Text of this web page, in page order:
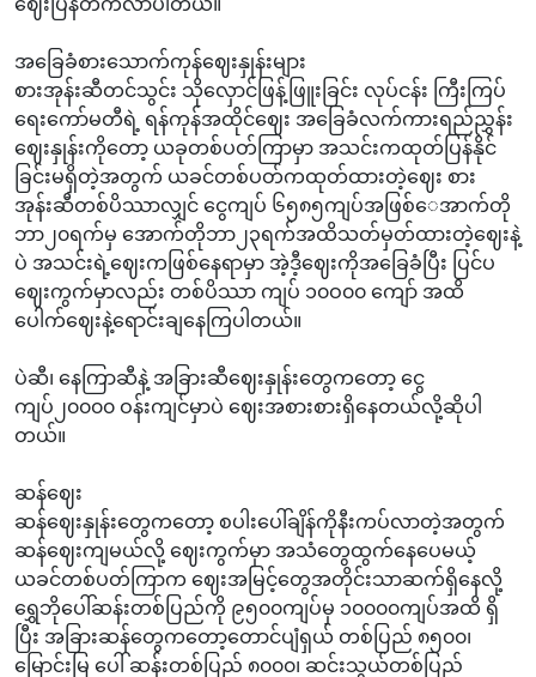
အခြေခံစားသောက်ကုန်ဈေးနှုန်းများ
စားအုန်းဆီတင်သွင်း သိုလှောင်ဖြန့်ဖြူးခြင်း လုပ်ငန်း ကြီးကြပ်
ရေးကော်မတီရဲ့ ရန်ကုန်အထိုင်ဈေး အခြေခံလက်ကားရည်ညွှန်း
ဈေးနှုန်းကိုတော့ ယခုတစ်ပတ်ကြာမှာ အသင်းကထုတ်ပြန်နိုင်
ခြင်းမရှိတဲ့အတွက် ယခင်တစ်ပတ်ကထုတ်ထားတဲ့ဈေး စား
အုန်းဆီတစ်ပိဿာလျှင် ငွေကျပ် ၆၅၈၅ကျပ်အဖြစ်‌ေအာက်တို
ဘာ၂၀ရက်မှ အောက်တိုဘာ၂၃ရက်အထိသတ်မှတ်ထားတဲ့ဈေးနဲ့
ပဲ အသင်းရဲ့ဈေးကဖြစ်နေရာမှာ အဲ့ဒီ့ဈေးကိုအခြေခံပြီး ပြင်ပ
ဈေးကွက်မှာလည်း တစ်ပိဿာ ကျပ် ၁၀ဝ၀၀ ကျော် အထိ
ပေါက်ဈေးနဲ့ရောင်းချနေကြပါတယ်။
ပဲဆီ၊ နေကြာဆီနဲ့ အခြားဆီဈေးနှုန်းတွေကတော့ ငွေ
ကျပ်၂၀၀၀၀ ဝန်းကျင်မှာပဲ ဈေးအစားစားရှိနေတယ်လို့ဆိုပါ
တယ်။
ဆန်ဈေး
ဆန်ဈေးနှုန်းတွေကတော့ စပါးပေါ်ချိန်ကိုနီးကပ်လာတဲ့အတွက်
ဆန်ဈေးကျမယ်လို့ ဈေးကွက်မှာ အသံတွေထွက်နေပေမယ့်
ယခင်တစ်ပတ်ကြာက ဈေးအမြင့်တွေအတိုင်းသာဆက်ရှိနေလို့
ရွှေဘိုပေါ်ဆန်းတစ်ပြည်ကို ၉၅၀၀ကျပ်မှ ၁၀၀၀၀ကျပ်အထိ ရှိ
ပြီး အခြားဆန်တွေကတော့တောင်ပျံရှယ် တစ်ပြည် ၈၅၀၀၊
မြောင်းမြ ပေါ် ဆန်းတစ်ပြည် ၈၀၀၀၊ ဆင်းသွယ်တစ်ပြည်